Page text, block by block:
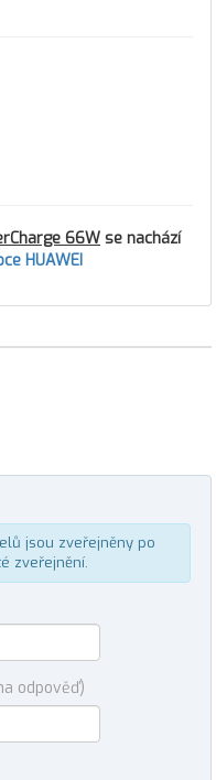
66W se nachází
HUAWEI
jsou zveřejněny po
zveřejnění.
odpověď)